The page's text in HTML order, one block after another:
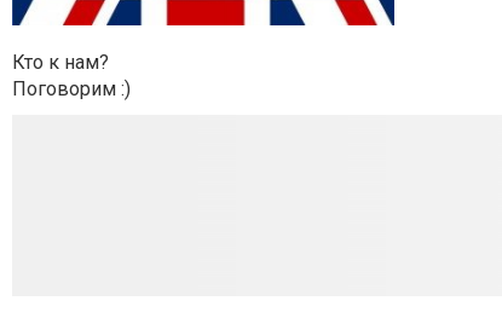
Кто к нам?
Поговорим :)